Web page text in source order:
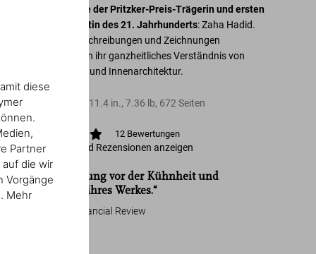
diese
Partner
die wir
Vorgänge
Mehr
sämtliche Werke der Pritzker-Preis-Trägerin und ersten
großen Architektin des 21. Jahrhunderts: Zaha Hadid.
Fotografien, Beschreibungen und Zeichnungen
veranschaulichen ihr ganzheitliches Verständnis von
Bauten, Mobiliar und Innenarchitektur.
Hardcover 11.4 in.,7.36 lb, 672 Seiten
12 Bewertungen
Bewertungen und Rezensionen anzeigen
„Eine Verneigung vor der Kühnheit und
Großartigkeit ihres Werkes.“
Australian Financial Review